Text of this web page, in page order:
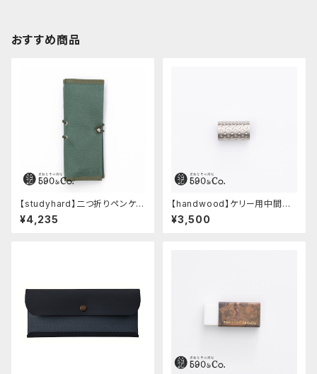
おすすめ商品
【studyhard】二つ折りペンケー
ス ミニマムコンパクトサイズ
(アクアブルー)
¥4,235
【handwood】ケリー用中間パ
ーツ/カスタムグリップ (ディンプ
ル/ステンレス)
¥3,500